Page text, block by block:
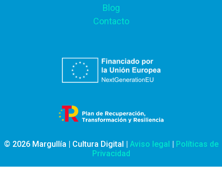
Blog
Contacto
© 2026 Margullía | Cultura Digital | Aviso legal
Políticas de
Privacidad